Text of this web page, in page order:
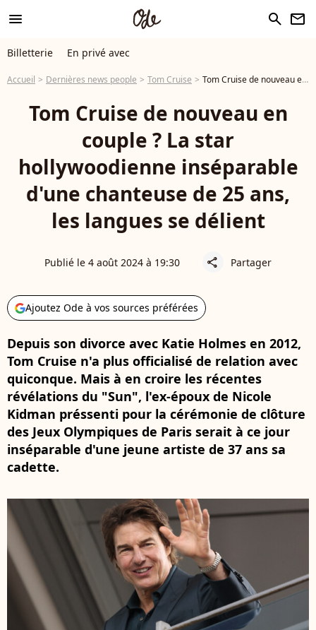
menu search newsletter
Billetterie En privé avec
Accueil Dernières news people Tom Cruise Tom Cruise de nouveau en couple ? La star hollywoodienne inséparable d'une jeune artiste de 25 ans, les langues se délient
Tom Cruise de nouveau en
couple ? La star
hollywoodienne inséparable
d'une chanteuse de 25 ans,
les langues se délient
Publié le 4 août 2024 à 19:30 share Partager
Ajoutez Ode à vos sources préférées
Depuis son divorce avec Katie Holmes en 2012,
Tom Cruise n'a plus officialisé de relation avec
quiconque. Mais à en croire les récentes
révélations du "Sun", l'ex-époux de Nicole
Kidman préssenti pour la cérémonie de clôture
des Jeux Olympiques de Paris serait à ce jour
inséparable d'une jeune artiste de 37 ans sa
cadette.